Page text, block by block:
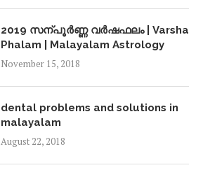
2019 സന്പൂർണ്ണ വർഷഫലം | Varsha
Phalam | Malayalam Astrology
November 15, 2018
dental problems and solutions in
malayalam
August 22, 2018